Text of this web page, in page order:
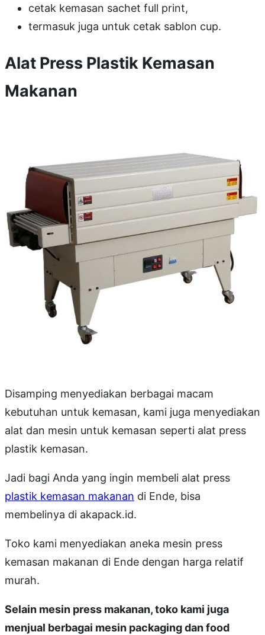
cetak kemasan sachet full print,
termasuk juga untuk cetak sablon cup.
Alat Press Plastik Kemasan
Makanan
Disamping menyediakan berbagai macam
kebutuhan untuk kemasan, kami juga menyediakan
alat dan mesin untuk kemasan seperti alat press
plastik kemasan.
Jadi bagi Anda yang ingin membeli alat press
plastik kemasan makanan di Ende, bisa
membelinya di akapack.id.
Toko kami menyediakan aneka mesin press
kemasan makanan di Ende dengan harga relatif
murah.
Selain mesin press makanan, toko kami juga
menjual berbagai mesin packaging dan food